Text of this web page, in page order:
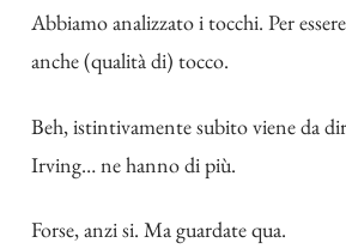
Abbiamo analizzato i tocchi. Per
anche (qualità di) tocco.
Beh, istintivamente subito viene da
Irving… ne hanno di più.
Forse, anzi si. Ma guardate qua.